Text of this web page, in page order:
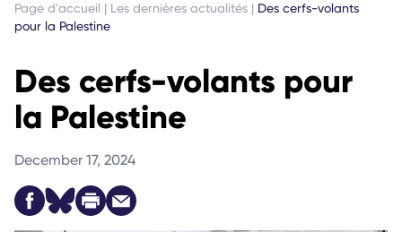
Page d'accueil | Les dernières actualités | Des cerfs-volants
pour la Palestine
Des cerfs-volants pour
la Palestine
December 17, 2024